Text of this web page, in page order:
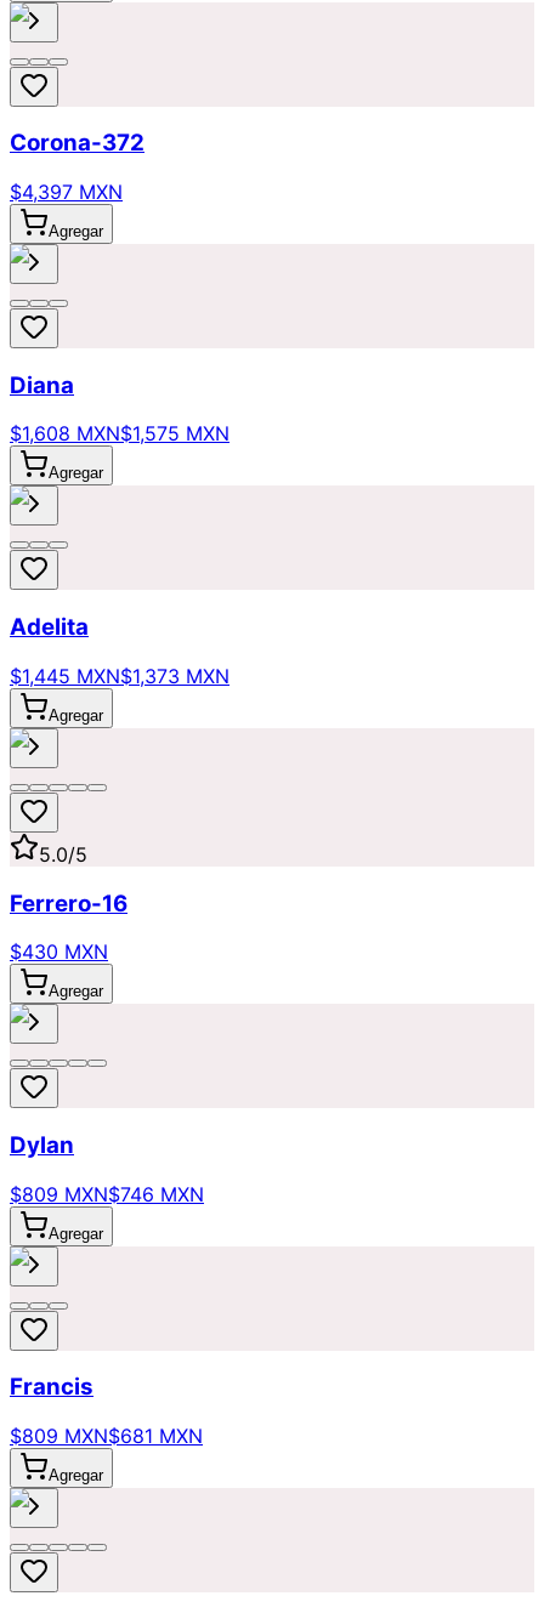
Corona-372
$4,397 MXN
Agregar
Diana
$1,608 MXN$1,575 MXN
Agregar
Adelita
$1,445 MXN$1,373 MXN
Agregar
5.0/5
Ferrero-16
$430 MXN
Agregar
Dylan
$809 MXN$746 MXN
Agregar
Francis
$809 MXN$681 MXN
Agregar